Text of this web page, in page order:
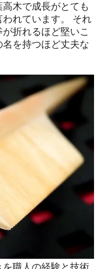
木で成長がとても
れています。 それ
折れるほど堅いこ
を持つほど丈夫な
職人の経験と技術